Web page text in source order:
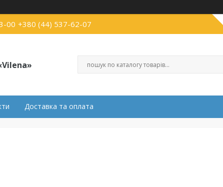
00 +380 (44) 537-62-07
Доставка та оплата